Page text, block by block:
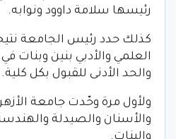
رئيسها سلامة داوود ونوابه.
كذلك حدد رئيس الجامعة
العلمي والأدبي بنين وبنات
والحد الأدنى للقبول بكل كلية.
ولأول مرة وحّدت جامعة
والأسنان والصيدلة